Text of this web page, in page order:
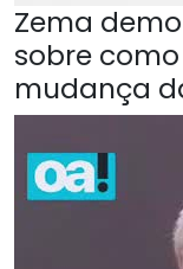
Zema
sobre
mudança